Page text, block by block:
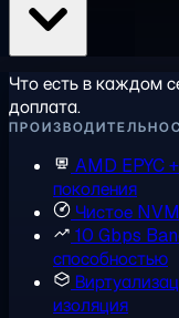
Что есть в каждом
доплата.
AMD EPYC
поколения
Чистое
10 Gbps
способностью
изоляция